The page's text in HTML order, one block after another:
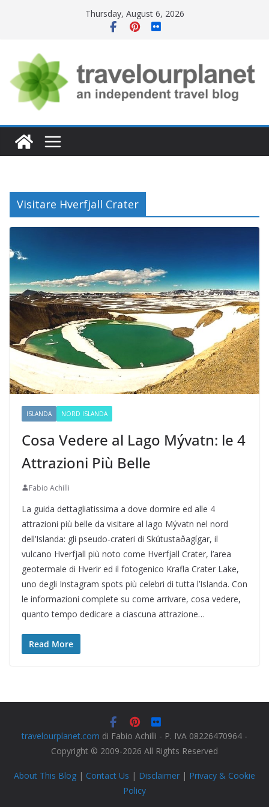
Thursday, August 6, 2026
Visitare Hverfjall Crater
ISLANDA NORD ISLANDA
Cosa Vedere al Lago Mývatn: le 4
Attrazioni Più Belle
Fabio Achilli
La guida dettagliatissima a dove dormire ed alle 4
attrazioni più belle da visitare al lago Mývatn nel nord
dell’Islanda: gli pseudo-crateri di Skútustaðagígar, il
vulcano Hverfjall più noto come Hverfjall Crater, l’area
geotermale di Hverir ed il fotogenico Krafla Crater Lake,
uno degli Instagram spots più celebri di tutta l’Islanda. Con
le informazioni complete su come arrivare, cosa vedere,
quanto tempo dedicare a ciascuna attrazione…
Read More
travelourplanet.com di Fabio Achilli - P. IVA 08226470964 -
Copyright © 2009-2026 All Rights Reserved
About This Blog | Contact Us | Disclaimer | Privacy & Cookie
Policy